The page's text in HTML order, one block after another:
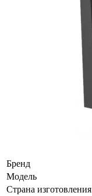
Бренд
Модель
Страна изготовления